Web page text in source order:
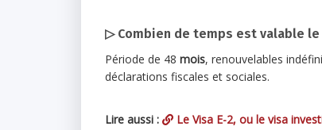
▷ Combien de temps est valable le
Période de 48 mois, renouvelables
déclarations fiscales et sociales.
Lire aussi : Le Visa E-2, ou le visa